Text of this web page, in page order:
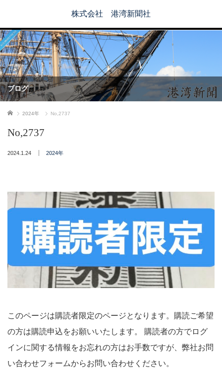
株式会社 港湾新聞社
ブログ
ホーム 2024年 No,2737
No,2737
2024.1.24 2024年
このページは購読者限定のページとなります。購読ご希望
の方は購読申込をお願いいたします。 購読者の方でログ
インに関する情報をお忘れの方はお手数ですが、弊社お問
い合わせフォームからお問い合わせください。